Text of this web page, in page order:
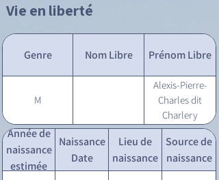
Vie en liberté
Genre Nom Libre Prénom Libre
M
Alexis-Pierre-
Charles dit
Charlery
Année de
naissance
estimée
Naissance
Date
Lieu de
naissance
Source de
naissance